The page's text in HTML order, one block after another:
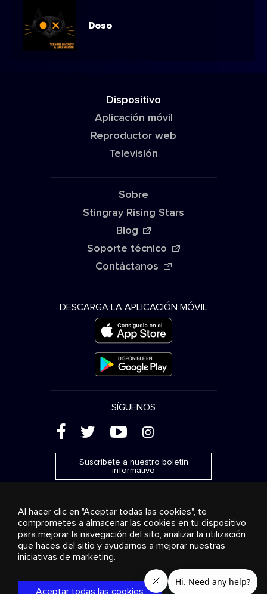
Doso
Dispositivo
Aplicación móvil
Reproductor web
Televisión
Sobre
Stingray Rising Stars
Blog
Soporte técnico
Contáctanos
DESCARGA LA APLICACIÓN MÓVIL
SÍGUENOS
( ' + &
Suscríbete a nuestro boletín
informativo
Publicidad Transmisión y distribución
Productos de
consumo
Soluciones empresariales Radio
Sobre
nosotros
© 2018-2025 Stingray Group Inc. Todos los derechos
reservados. STINGRAY®, STINGRAY® MUSIC y otras marcas y
Al hacer clic en "Aceptar todas las cookies", te
comprometes a almacenar las cookies en tu dispositivo
para mejorar la navegación del sito, analizar la utilización
que haces del sitio y ayudarnos a mejorar nuestras
iniciativas de marketing.
Aceptar todas las cookies